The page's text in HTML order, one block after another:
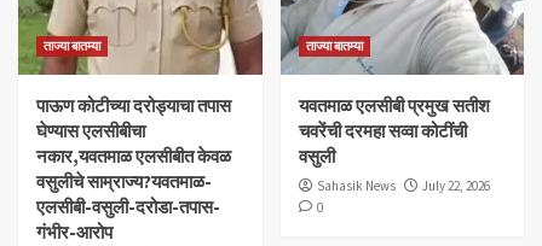
ताज्या बातम्या
पाऊण कोटीच्या दरोड्याचा तपास
घेण्यास एलसीबीचा
नकार,यवतमाळ एलसीबीत केवळ
वसुलीचे साम्राज्य?यवतमाळ-
एलसीबी-वसुली-दरोडा-तपास-
गंभीर-आरोप
ताज्या बातम्या
यवतमाळ एलसीबी प्रमुख सतीश
चवरेंची दरमहा सव्वा कोटींची
वसुली
Sahasik News
July 22, 2026
0